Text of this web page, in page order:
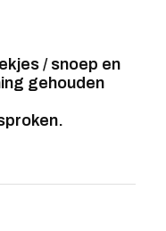
/ snoep en
gehouden